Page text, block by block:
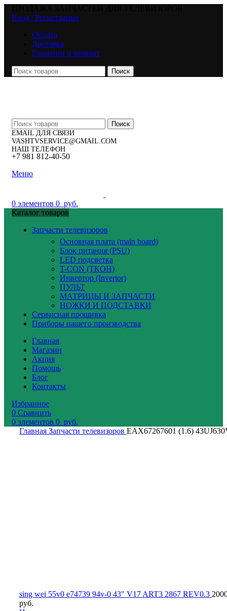
Вход / Регистрация
Оплата
Доставка
Гарантии и возврат
Поиск
Поиск
EMAIL ДЛЯ СВЯЗИ
VASHTVSERVICE@GMAIL.COM
НАШ ТЕЛЕФОН
+7 981 812-40-50
Меню
0 элементов 0 руб.
Каталог товаров
Запчасти телевизоров
Основная плата (main board)
Блок питания (PSU)
LED подсветка
T-CON (ТКОН)
Инвертор (Invertor)
ПУЛЬТ
МАТРИЦЫ И ЗАПЧАСТИ
НОЖКИ И ПОДСТАВКИ
Сервисная прошивка
Приборы нашего производства
Главная
Магазин
Акция
Помощь
Блог
Контакты
Избранное
0 Сравнить
0 элементов 0 руб.
Главная Запчасти телевизоров EAX67267601 (1.6)
sing wei 55v0 e74739 94v-0 43" V17 ART3 2867 REV0.3
руб.